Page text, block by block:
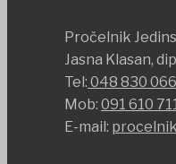
Pročelnik
Jasna Klasan,
Tel: 048 830 066
Mob: 091 610
E-mail: